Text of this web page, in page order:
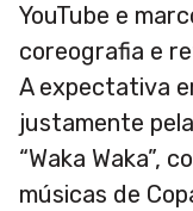
YouTube e
coreografia e
A expectativa
justamente
“Waka Waka”,
músicas de